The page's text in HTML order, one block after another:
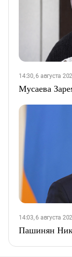
14:30, 6 августа
Мусаева
14:03, 6 августа
Пашинян